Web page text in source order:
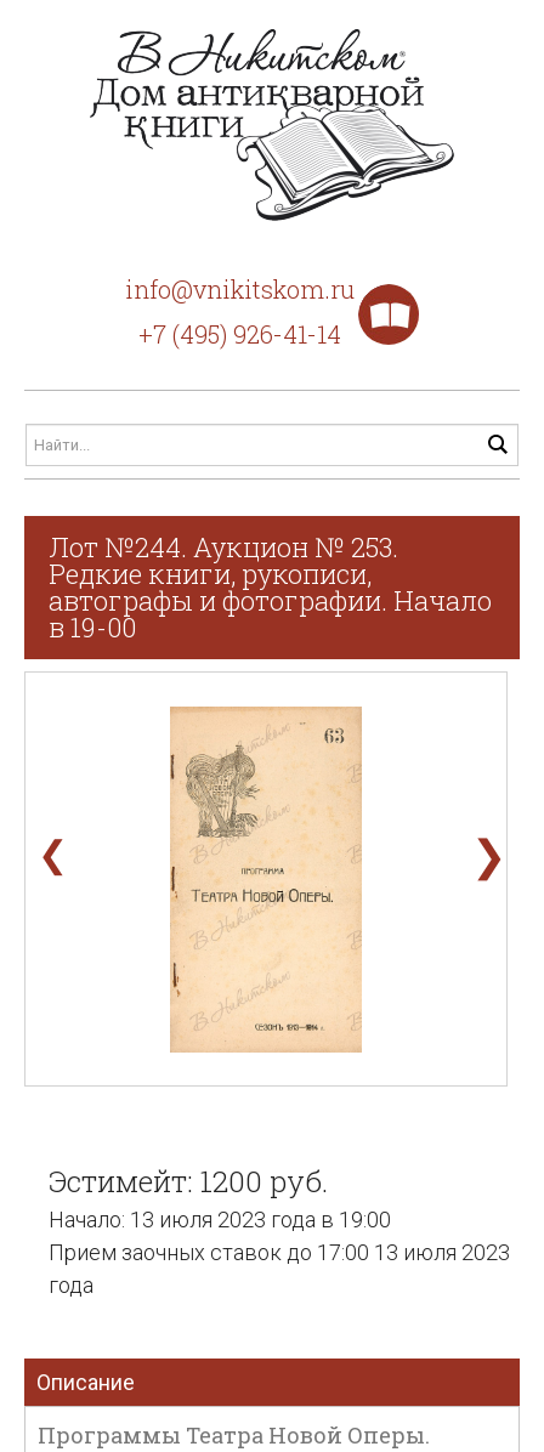
info@vnikitskom.ru
+7 (495) 926-41-14
Лот №244. Аукцион № 253.
Редкие книги, рукописи,
автографы и фотографии. Начало
в 19-00
❮ ❯
Эстимейт: 1200 руб.
Начало: 13 июля 2023 года в 19:00
Прием заочных ставок до 17:00 13 июля 2023
года
Описание
Программы Театра Новой Оперы.